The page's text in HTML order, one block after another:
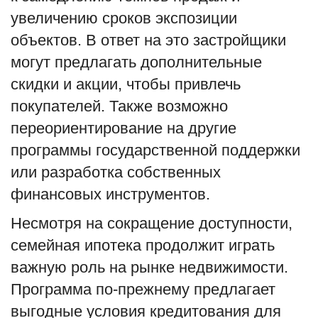
увеличению сроков экспозиции
объектов. В ответ на это застройщики
могут предлагать дополнительные
скидки и акции, чтобы привлечь
покупателей. Также возможно
переориентирование на другие
программы государственной поддержки
или разработка собственных
финансовых инструментов.
Несмотря на сокращение доступности,
семейная ипотека продолжит играть
важную роль на рынке недвижимости.
Программа по-прежнему предлагает
выгодные условия кредитования для